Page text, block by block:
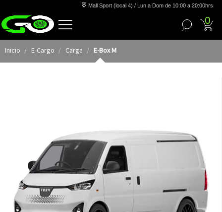
Mall Sport (local 4) / Lun a Dom de 10:00 a 20:00hrs
0
Inicio E-Cargo Carga E-Box M